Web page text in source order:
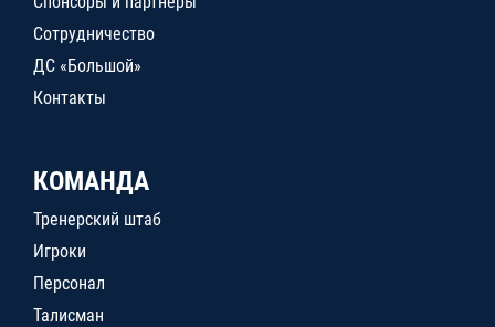
Сотрудничество
ДС «Большой»
Контакты
КОМАНДА
Тренерский штаб
Игроки
Персонал
Талисман